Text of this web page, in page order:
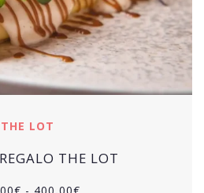
THE LOT
THE LOT
€ - 400,00€